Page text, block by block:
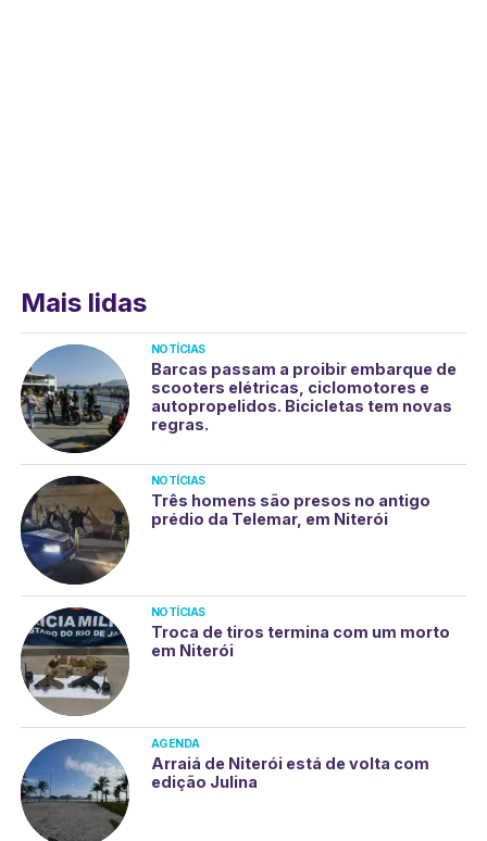
Mais lidas
NOTÍCIAS
Barcas passam a proibir embarque de
scooters elétricas, ciclomotores e
autopropelidos. Bicicletas tem novas
regras.
NOTÍCIAS
Três homens são presos no antigo
prédio da Telemar, em Niterói
NOTÍCIAS
Troca de tiros termina com um morto
em Niterói
AGENDA
Arraiá de Niterói está de volta com
edição Julina